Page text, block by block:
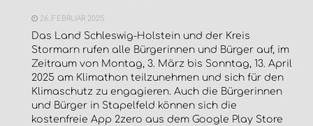
26. FEBRUAR 2025
Das Land Schleswig-Holstein und der Kreis
Stormarn rufen alle Bürgerinnen und Bürger auf, im
Zeitraum von Montag, 3. März bis Sonntag, 13. April
2025 am Klimathon teilzunehmen und sich für den
Klimaschutz zu engagieren. Auch die Bürgerinnen
und Bürger in Stapelfeld können sich die
kostenfreie App 2zero aus dem Google Play Store